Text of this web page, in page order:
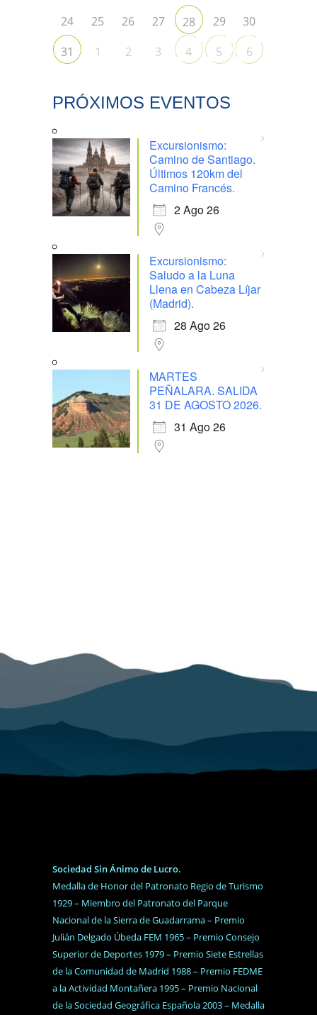
24
25 26 27 28 29
30
31
1 2 3 4 5 6
PRÓXIMOS EVENTOS
Excursionismo:
Camino de Santiago.
Últimos 120km del
Camino Francés.
2 Ago 26
Excursionismo:
Saludo a la Luna
Llena en Cabeza Líjar
(Madrid).
28 Ago 26
MARTES
PEÑALARA. SALIDA
31 DE AGOSTO 2026.
31 Ago 26
Sociedad Sin Ánimo de Lucro.
Medalla de Honor del Patronato Regio de Turismo
1929 – Miembro del Patronato del Parque
Nacional de la Sierra de Guadarrama – Premio
Julián Delgado Úbeda FEM 1965 – Premio Consejo
Superior de Deportes 1979 – Premio Siete Estrellas
de la Comunidad de Madrid 1988 – Premio FEDME
a la Actividad Montañera 1995 – Premio Nacional
de la Sociedad Geográfica Española 2003 – Medalla